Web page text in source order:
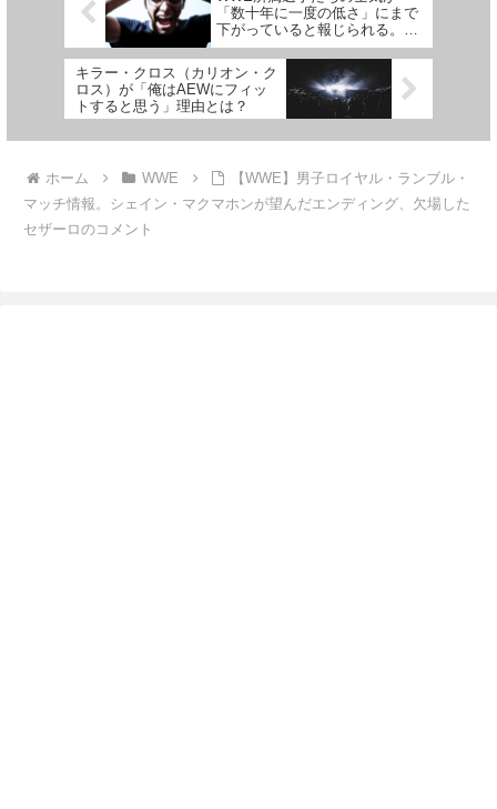
「数十年に一度の低さ」にまで
下がっていると報じられる。団
体の方向性に不満？
キラー・クロス（カリオン・ク
ロス）が「俺はAEWにフィッ
トすると思う」理由とは？
ホーム WWE
【WWE】男子ロイヤル・ランブル・
マッチ情報。シェイン・マクマホンが望んだエンディング、欠場した
セザーロのコメント